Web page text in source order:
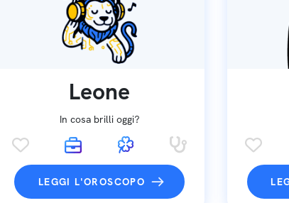
Leone
In cosa brilli oggi?
LEGGI L'OROSCOPO